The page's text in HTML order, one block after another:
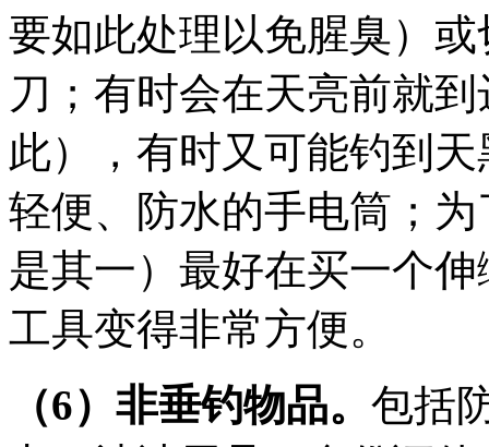
要如此处理以免腥臭）或
刀；有时会在天亮前就
此），有时又可能钓到
轻便、防水的手电筒；
是其一）最好在买一个
工具变得非常方便。
（6）非垂钓物品。 包括